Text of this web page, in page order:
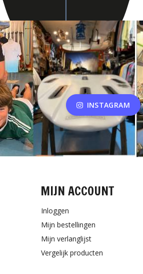
INSTAGRAM
MIJN ACCOUNT
Inloggen
Mijn bestellingen
Mijn verlanglijst
Vergelijk producten